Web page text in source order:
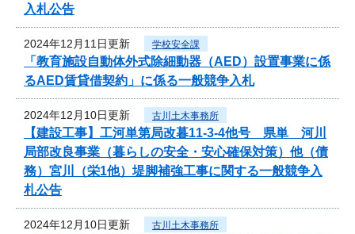
入札公告
2024年12月11日更新 学校安全課
「教育施設自動体外式除細動器（AED）設置事業に係
るAED賃貸借契約」に係る一般競争入札
2024年12月10日更新 古川土木事務所
【建設工事】工河単第局改暮11-3-4他号 県単 河川
局部改良事業（暮らしの安全・安心確保対策）他（債
務）宮川（栄1他）堤脚補強工事に関する一般競争入
札公告
2024年12月10日更新 古川土木事務所